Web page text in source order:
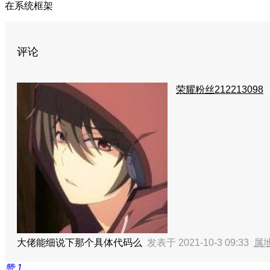
在系统框架
评论
荣耀粉丝212213098
大佬能细说下那个具体代码么 发表于 2021-10-3 09:33 属
赞 1